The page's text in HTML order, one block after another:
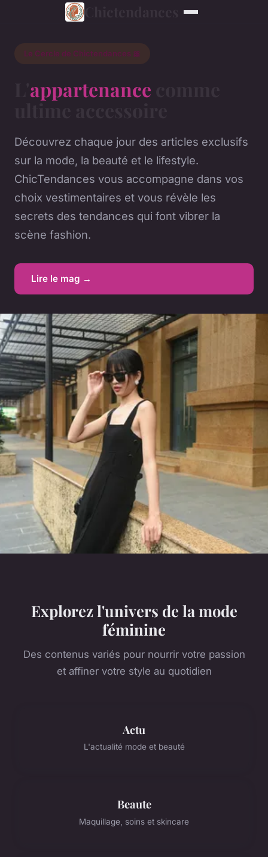
Le Cercle de Chictendances 🎀
appartenance
Découvrez chaque jour des articles exclusifs
sur la mode, la beauté et le lifestyle.
ChicTendances vous accompagne dans vos
choix vestimentaires et vous révèle les
secrets des tendances qui font vibrer la
scène fashion.
Lire le mag →
Explorez l'univers de la mode
féminine
Des contenus variés pour nourrir votre passion
et affiner votre style au quotidien
Actu
L'actualité mode et beauté
Beaute
Maquillage, soins et skincare